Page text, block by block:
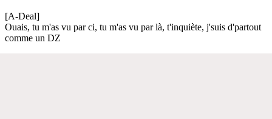
[A-Deal]
Ouais, tu m'as vu par ci, tu m'as vu par là, t'inquiète, j'suis d'partout
comme un DZ